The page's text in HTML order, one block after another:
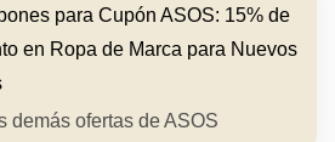
para Cupón ASOS: 15% de
en Ropa de Marca para Nuevos
demás ofertas de ASOS